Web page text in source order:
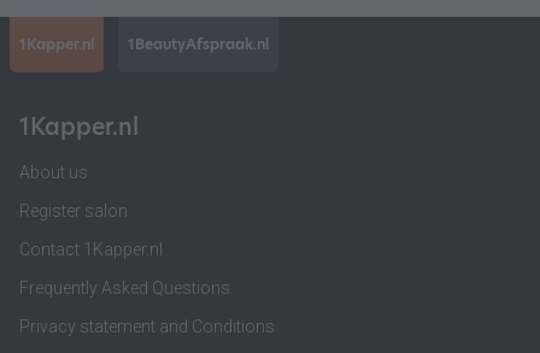
1Kapper.nl 1BeautyAfspraak.nl
1Kapper.nl
About us
Register salon
Contact 1Kapper.nl
Frequently Asked Questions
Privacy statement and Conditions